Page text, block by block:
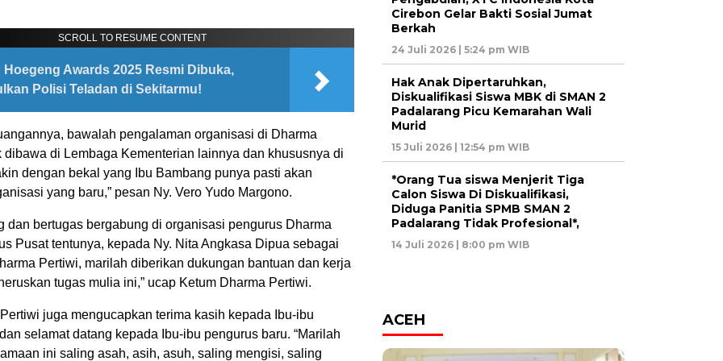
SCROLL TO RESUME CONTENT
Hoegeng Awards 2025 Resmi Dibuka,
Polisi Teladan di Sekitarmu!
bawalah pengalaman organisasi di Dharma
dibawa di Lembaga Kementerian lainnya dan khususnya di
dengan bekal yang Ibu Bambang punya pasti akan
yang baru,” pesan Ny. Vero Yudo Margono.
dan bertugas bergabung di organisasi pengurus Dharma
Pusat tentunya, kepada Ny. Nita Angkasa Dipua sebagai
Pertiwi, marilah diberikan dukungan bantuan dan kerja
tugas mulia ini,” ucap Ketum Dharma Pertiwi.
juga mengucapkan terima kasih kepada Ibu-ibu
selamat datang kepada Ibu-ibu pengurus baru. “Marilah
ini saling asah, asih, asuh, saling mengisi, saling
Cirebon Gelar Bakti Sosial Jumat
Berkah
24 Juli 2026 | 5:24 pm WIB
Hak Anak Dipertaruhkan,
Diskualifikasi Siswa MBK di SMAN 2
Padalarang Picu Kemarahan Wali
Murid
15 Juli 2026 | 12:54 pm WIB
*Orang Tua siswa Menjerit Tiga
Calon Siswa Di Diskualifikasi,
Diduga Panitia SPMB SMAN 2
Padalarang Tidak Profesional*,
14 Juli 2026 | 8:00 pm WIB
ACEH